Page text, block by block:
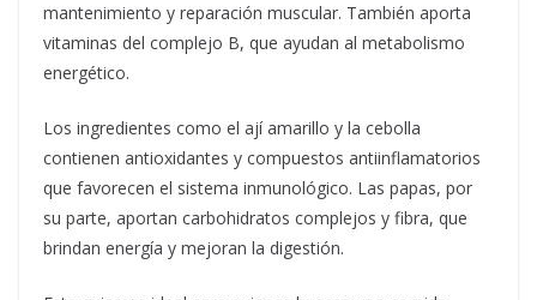
mantenimiento y reparación muscular. También aporta
vitaminas del complejo B, que ayudan al metabolismo
energético.
Los ingredientes como el ají amarillo y la cebolla
contienen antioxidantes y compuestos antiinflamatorios
que favorecen el sistema inmunológico. Las papas, por
su parte, aportan carbohidratos complejos y fibra, que
brindan energía y mejoran la digestión.